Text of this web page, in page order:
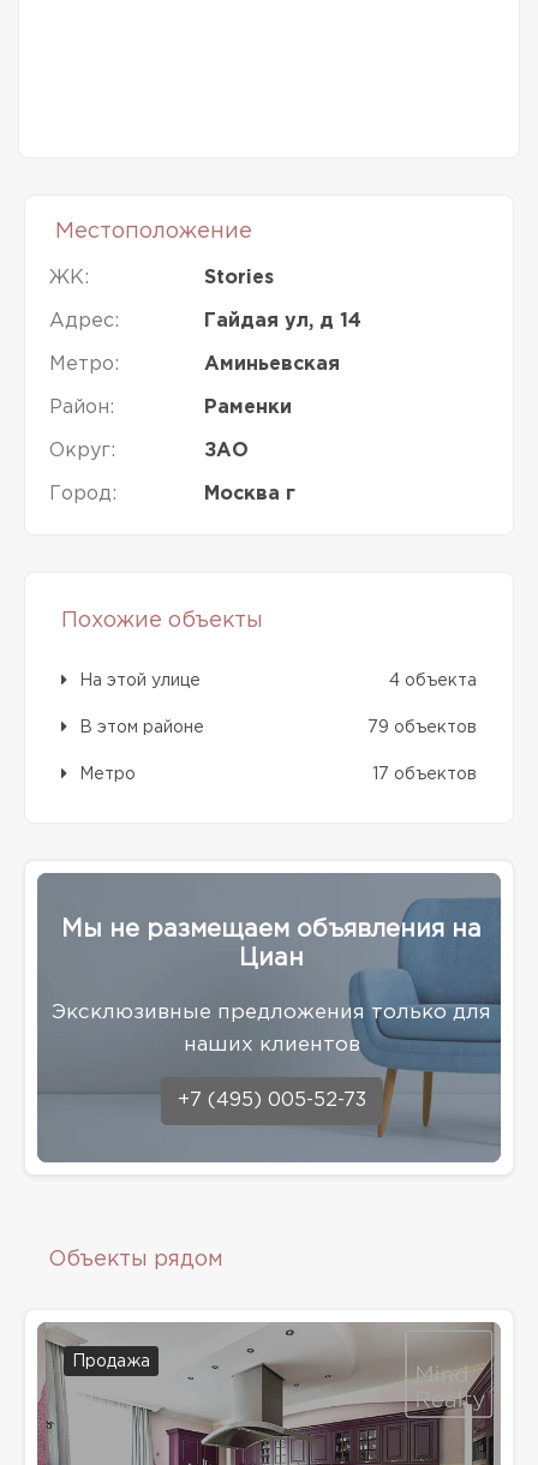
Местоположение
ЖК: Stories
Адрес: Гайдая ул, д 14
Метро: Аминьевская
Район: Раменки
Округ: ЗАО
Город: Москва г
Похожие объекты
На этой улице 4 объекта
В этом районе 79 объектов
Метро 17 объектов
Мы не размещаем объявления на
Циан
Эксклюзивные предложения только для
наших клиентов
+7 (495) 005-52-73
Объекты рядом
Продажа